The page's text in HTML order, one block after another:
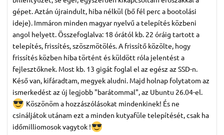
gépet. Aztán újraindult, hiba nélkül (bő fél perc a bootolási
ideje). Immáron minden magyar nyelvű a telepítés közbeni
angol helyett. Összefoglalva: 18 órától kb. 22 óráig tartott a
telepítés, frissítés, szöszmötölés. A frissítő közölte, hogy
frissítés közben hiba történt és küldött róla jelentést a
fejlesztőknek. Most kb. 13 gigát foglal el az egész az SSD-n.
Késő van, kifáradtam, megyek aludni. Majd holnap folytatom az
ismerkedést az új legjobb "barátommal", az Ubuntu 26.04-el.
Köszönöm a hozzászólásokat mindenkinek! És ne
csináljátok utánam ezt a minden kutyafüle telepítését, csak ha
időmilliomosok vagytok !